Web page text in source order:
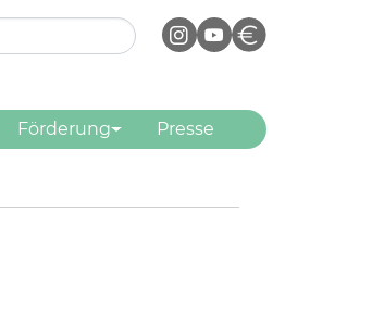
Förderung Presse